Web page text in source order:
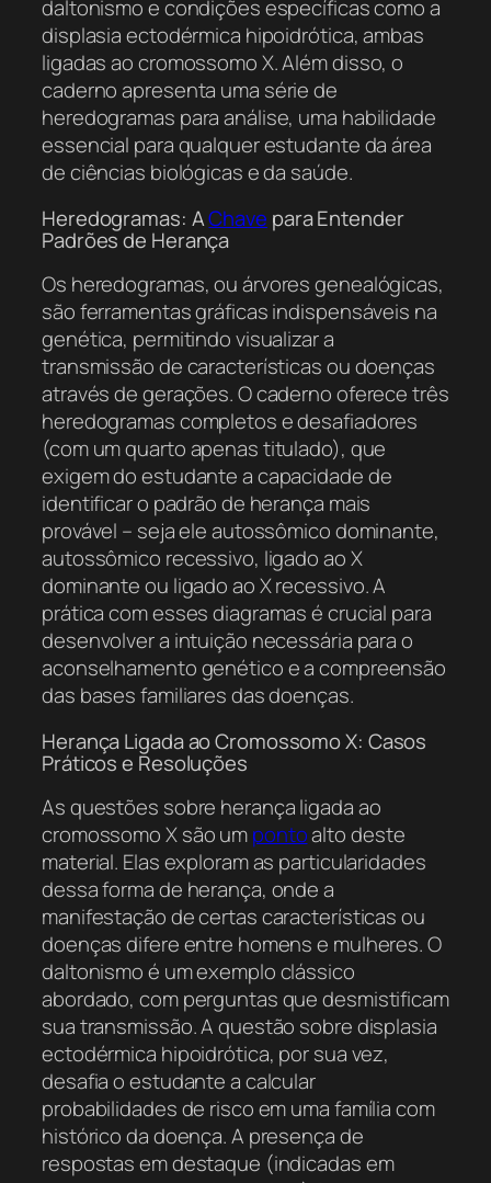
daltonismo e condições específicas como a
displasia ectodérmica hipoidrótica, ambas
ligadas ao cromossomo X. Além disso, o
caderno apresenta uma série de
heredogramas para análise, uma habilidade
essencial para qualquer estudante da área
de ciências biológicas e da saúde.
Heredogramas: AChave para Entender
Padrões de Herança
Os heredogramas, ou árvores genealógicas,
são ferramentas gráficas indispensáveis na
genética, permitindo visualizar a
transmissão de características ou doenças
através de gerações. O caderno oferece três
heredogramas completos e desafiadores
(com um quarto apenas titulado), que
exigem do estudante a capacidade de
identificar o padrão de herança mais
provável – seja ele autossômico dominante,
autossômico recessivo, ligado ao X
dominante ou ligado ao X recessivo. A
prática com esses diagramas é crucial para
desenvolver a intuição necessária para o
aconselhamento genético e a compreensão
das bases familiares das doenças.
Herança Ligada ao Cromossomo X: Casos
Práticos e Resoluções
As questões sobre herança ligada ao
cromossomo X são umpontoalto deste
material. Elas exploram as particularidades
dessa forma de herança, onde a
manifestação de certas características ou
doenças difere entre homens e mulheres. O
daltonismo é um exemplo clássico
abordado, com perguntas que desmistificam
sua transmissão. A questão sobre displasia
ectodérmica hipoidrótica, por sua vez,
desafia o estudante a calcular
probabilidades de risco em uma família com
histórico da doença. A presença de
respostas em destaque (indicadas em